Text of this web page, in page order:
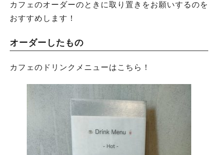
カフェのオーダーのときに取り置きをお願いするのを
おすすめします！
オーダーしたもの
カフェのドリンクメニューはこちら！